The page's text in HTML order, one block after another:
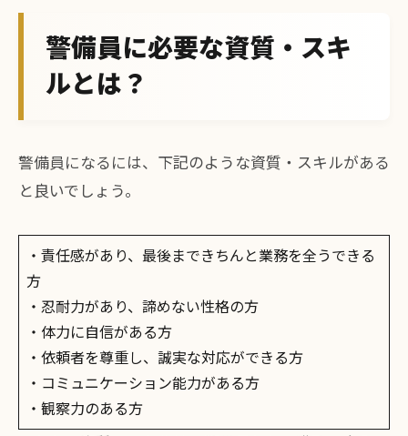
警備員に必要な資質・スキ
ルとは？
警備員になるには、下記のような資質・スキルがある
と良いでしょう。
・責任感があり、最後まできちんと業務を全うできる
方
・忍耐力があり、諦めない性格の方
・体力に自信がある方
・依頼者を尊重し、誠実な対応ができる方
・コミュニケーション能力がある方
・観察力のある方